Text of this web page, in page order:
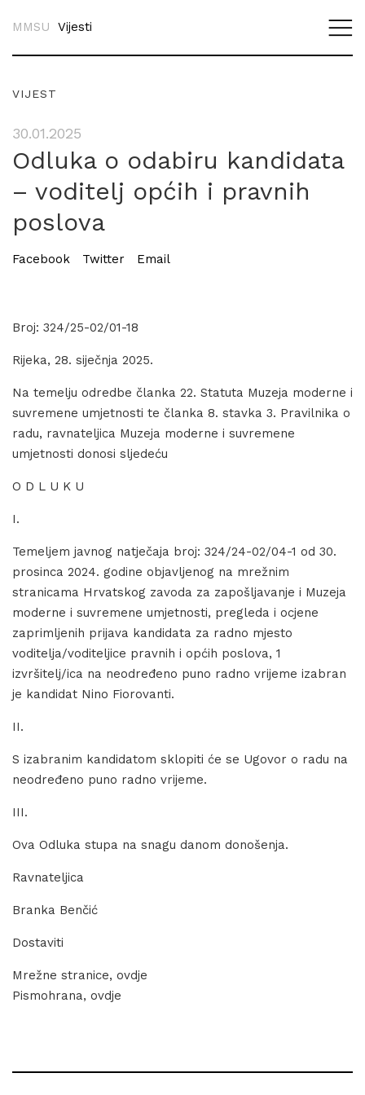
MMSU Vijesti
VIJEST
30.01.2025
Odluka o odabiru kandidata
– voditelj općih i pravnih
poslova
Facebook Twitter Email
Broj: 324/25-02/01-18
Rijeka, 28. siječnja 2025.
Na temelju odredbe članka 22. Statuta Muzeja moderne i
suvremene umjetnosti te članka 8. stavka 3. Pravilnika o
radu, ravnateljica Muzeja moderne i suvremene
umjetnosti donosi sljedeću
O D L U K U
I.
Temeljem javnog natječaja broj: 324/24-02/04-1 od 30.
prosinca 2024. godine objavljenog na mrežnim
stranicama Hrvatskog zavoda za zapošljavanje i Muzeja
moderne i suvremene umjetnosti, pregleda i ocjene
zaprimljenih prijava kandidata za radno mjesto
voditelja/voditeljice pravnih i općih poslova, 1
izvršitelj/ica na neodređeno puno radno vrijeme izabran
je kandidat Nino Fiorovanti.
II.
S izabranim kandidatom sklopiti će se Ugovor o radu na
neodređeno puno radno vrijeme.
III.
Ova Odluka stupa na snagu danom donošenja.
Ravnateljica
Branka Benčić
Dostaviti
Mrežne stranice, ovdje
Pismohrana, ovdje